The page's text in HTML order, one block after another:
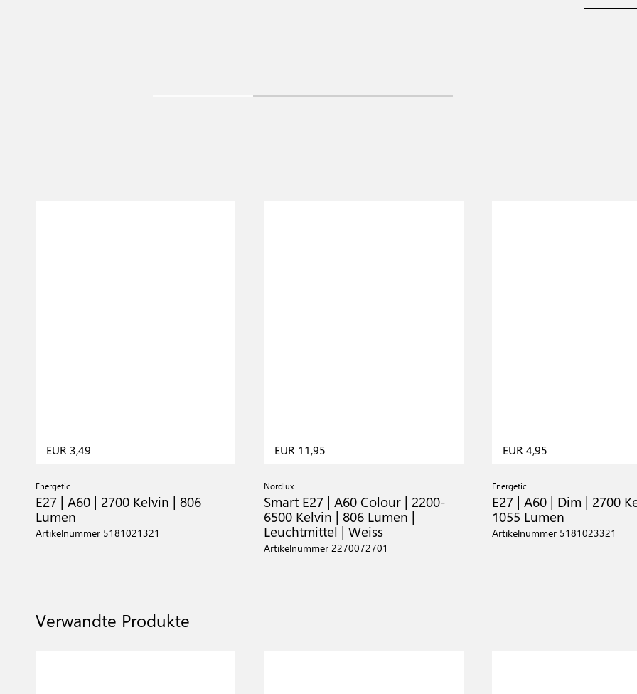
EUR 3,49
Energetic
E27 | A60 | 2700 Kelvin | 806
Lumen
Artikelnummer 5181021321
EUR 11,95
Nordlux
Smart E27 | A60 Colour | 2200-
6500 Kelvin | 806 Lumen |
Leuchtmittel | Weiss
Artikelnummer 2270072701
EUR 4,95
Energetic
E27 | A60 | Dim | 2700
1055 Lumen
Artikelnummer 5181023321
Verwandte Produkte